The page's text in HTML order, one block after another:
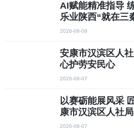
AI赋能精准指导
乐业陕西“就在三
沉基层活动安康站
2026-08-08
安康市汉滨区人
心护劳安民心
2026-08-07
以赛砺能展风采
康市汉滨区人社
专项业务竞赛中斩
2026-08-07